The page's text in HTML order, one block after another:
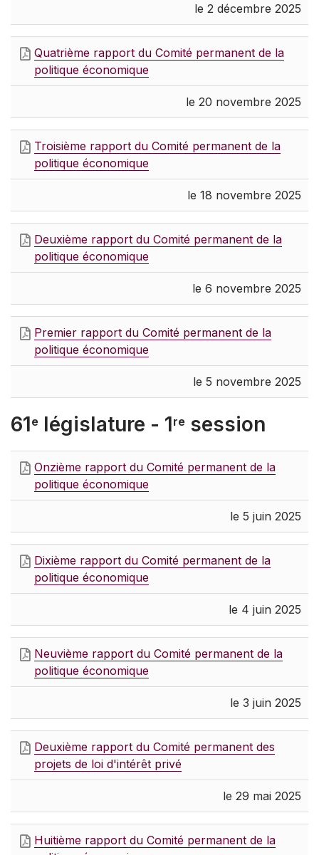
le 2 décembre 2025
Quatrième rapport du Comité permanent de la
politique économique
le 20 novembre 2025
Troisième rapport du Comité permanent de la
politique économique
le 18 novembre 2025
Deuxième rapport du Comité permanent de la
politique économique
le 6 novembre 2025
Premier rapport du Comité permanent de la
politique économique
le 5 novembre 2025
61e législature - 1re session
Onzième rapport du Comité permanent de la
politique économique
le 5 juin 2025
Dixième rapport du Comité permanent de la
politique économique
le 4 juin 2025
Neuvième rapport du Comité permanent de la
politique économique
le 3 juin 2025
Deuxième rapport du Comité permanent des
projets de loi d'intérêt privé
le 29 mai 2025
Huitième rapport du Comité permanent de la